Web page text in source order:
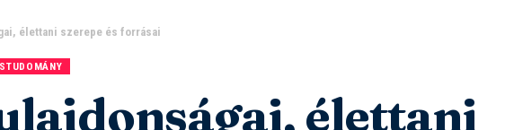
élettani szerepe és forrásai
élettani